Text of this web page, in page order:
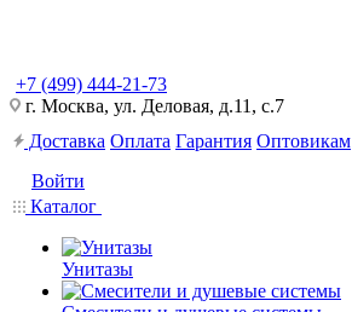
+7 (499) 444-21-73
г. Москва, ул. Деловая, д.11, с.7
Доставка Оплата Гарантия Оптовикам
Войти
Каталог
Унитазы